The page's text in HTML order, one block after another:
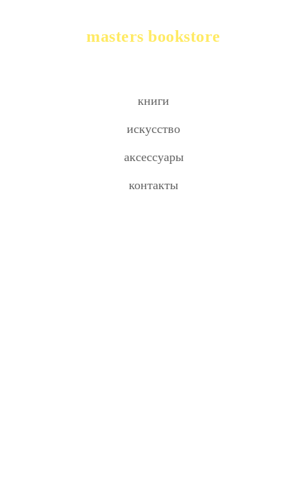
masters bookstore
книги
искусство
аксессуары
контакты